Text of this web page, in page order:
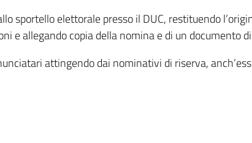
sportello elettorale presso il DUC, restituendo
e allegando copia della nomina e di un documento
attingendo dai nominativi di riserva,